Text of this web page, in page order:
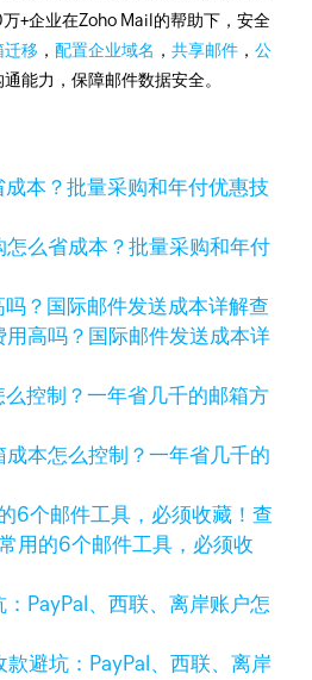
+企业在Zoho Mail的帮助下，安全
迁移 ，配置企业域名 ，共享邮件 ，公
能力，保障邮件数据安全。
怎么省成本？批量采购和年付
查
用高吗？国际邮件发送成本详
成本怎么控制？一年省几千的
查
用的6个邮件工具，必须收
避坑：PayPal、西联、离岸